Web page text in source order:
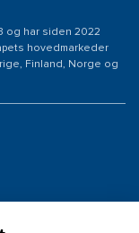
og har siden 2022
hovedmarkeder
Finland, Norge og